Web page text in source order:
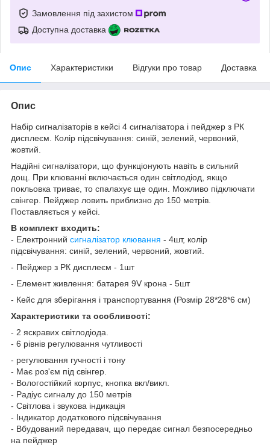
Замовлення під захистом
Доступна доставка
Опис Характеристики Відгуки про товар Доставка
Опис
Набір сигналізаторів в кейсі 4 сигналізатора і пейджер з РК
дисплеєм. Колір підсвічування: синій, зелений, червоний,
жовтий.
Надійні сигналізатори, що функціонують навіть в сильний
дощ. При клюванні включається один світлодіод, якщо
покльовка триває, то спалахує ще один. Можливо підключати
свінгер. Пейджер ловить приблизно до 150 метрів.
Поставляється у кейсі.
В комплект входить:
- Електронний сигналізатор клювання - 4шт, колір
підсвічування: синій, зелений, червоний, жовтий.
- Пейджер з РК дисплеєм - 1шт
- Елемент живлення: батарея 9V крона - 5шт
- Кейс для зберігання і транспортування (Розмір 28*28*6 см)
Характеристики та особливості:
- 2 яскравих світлодіода.
- 6 рівнів регулювання чутливості
- регулювання гучності і тону
- Має роз'єм під свінгер.
- Вологостійкий корпус, кнопка вкл/викл.
- Радіус сигналу до 150 метрів
- Світлова і звукова індикація
- Індикатор додаткового підсвічування
- Вбудований передавач, що передає сигнал безпосередньо
на пейджер